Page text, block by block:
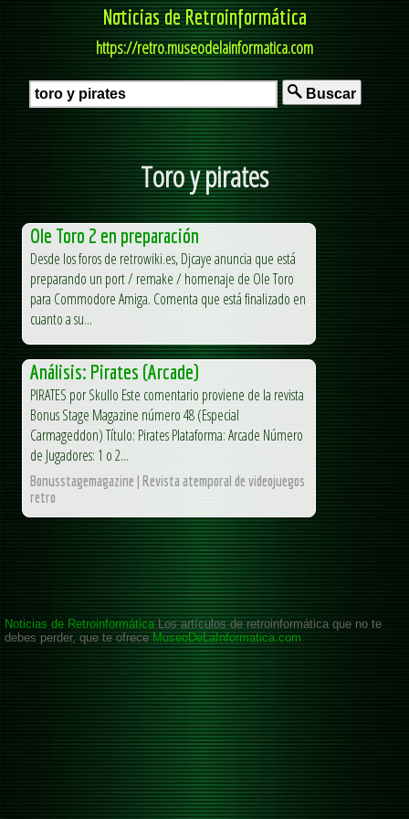
Noticias de Retroinformática
https://retro.museodelainformatica.com
Buscar
Toro y pirates
Ole Toro 2 en preparación
Desde los foros de retrowiki.es, Djcaye anuncia que está
preparando un port / remake / homenaje de Ole Toro
para Commodore Amiga. Comenta que está finalizado en
cuanto a su...
Análisis: Pirates (Arcade)
PIRATES por Skullo Este comentario proviene de la revista
Bonus Stage Magazine número 48 (Especial
Carmageddon) Título: Pirates Plataforma: Arcade Número
de Jugadores: 1 o 2...
Bonusstagemagazine | Revista atemporal de videojuegos
retro